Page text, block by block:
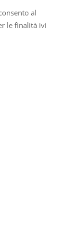
al
le finalità ivi